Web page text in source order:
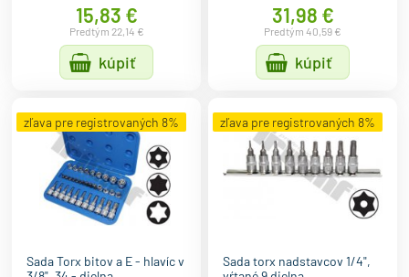
15,83 €
Predtým 22,14 €
kúpiť
31,98 €
Predtým 40,59 €
kúpiť
zľava pre registrovaných 8%
Sada Torx bitov a E - hlavíc v
zľava pre registrovaných 8%
Sada torx nadstavcov 1/4",